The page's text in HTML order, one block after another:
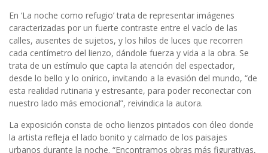
En ‘La noche como refugio’ trata de representar imágenes
caracterizadas por un fuerte contraste entre el vacío de las
calles, ausentes de sujetos, y los hilos de luces que recorren
cada centímetro del lienzo, dándole fuerza y vida a la obra. Se
trata de un estímulo que capta la atención del espectador,
desde lo bello y lo onírico, invitando a la evasión del mundo, “de
esta realidad rutinaria y estresante, para poder reconectar con
nuestro lado más emocional”, reivindica la autora.
La exposición consta de ocho lienzos pintados con óleo donde
la artista refleja el lado bonito y calmado de los paisajes
urbanos durante la noche. “Encontramos obras más figurativas,